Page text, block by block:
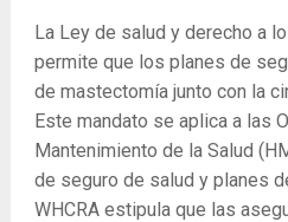
La Ley de salud y derecho a
permite que los planes de
de mastectomía junto con la
Este mandato se aplica a las
Mantenimiento de la Salud
de seguro de salud y planes
WHCRA estipula que las